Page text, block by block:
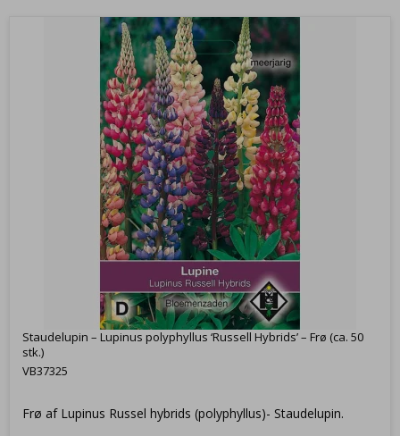
Staudelupin – Lupinus polyphyllus ‘Russell Hybrids’ – Frø (ca. 50
stk.)
VB37325
Frø af Lupinus Russel hybrids (polyphyllus)- Staudelupin.